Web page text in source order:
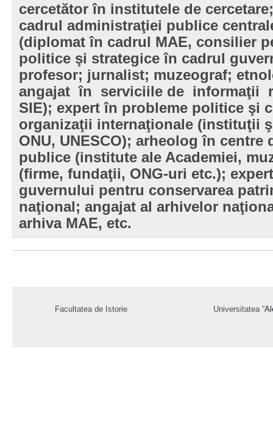
cercetător în institutele de
cadrul administraţiei publice
(diplomat în cadrul MAE, consilier
politice şi strategice în cadrul
profesor; jurnalist; muzeograf;
angajat în serviciile de informaţii
SIE); expert în probleme politice şi
organizaţii internaţionale (instituţii
ONU, UNESCO); arheolog în centre
publice (institute ale Academiei,
(firme, fundaţii, ONG-uri etc.);
guvernului pentru conservarea
naţional; angajat al arhivelor
arhiva MAE, etc.
Facultatea de Istorie Universitatea “